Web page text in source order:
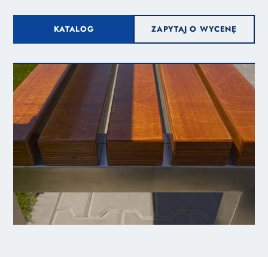
KATALOG ZAPYTAJ O WYCENĘ